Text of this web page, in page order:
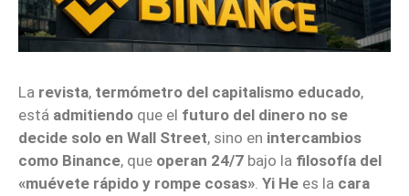
La revista, termómetro del capitalismo educado,
está admitiendo que el futuro del dinero no se
decide solo en Wall Street, sino en intercambios
como Binance, que operan 24/7 bajo la filosofía del
«muévete rápido y rompe cosas». Yi He es la cara